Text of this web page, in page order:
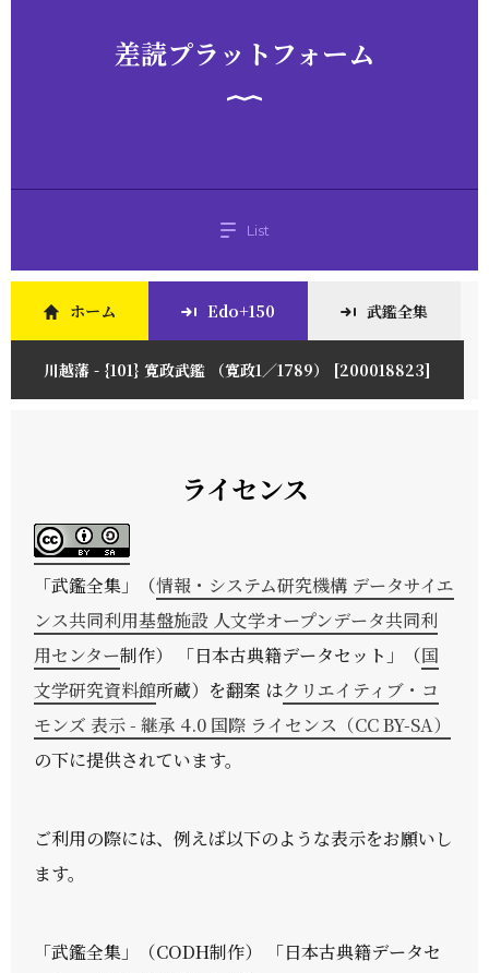
差読プラットフォーム
List
ホーム Edo+150 武鑑全集
川越藩 - {101} 寛政武鑑 （寛政1／1789） [200018823]
ライセンス
「武鑑全集 」（情報・システム研究機構 データサイエ
ンス共同利用基盤施設 人文学オープンデータ共同利
用センター制作） 「日本古典籍データセット」（国
文学研究資料館所蔵）を翻案 はクリエイティブ・コ
モンズ 表示 - 継承 4.0 国際 ライセンス（CC BY-SA）
の下に提供されています。
ご利用の際には、例えば以下のような表示をお願いし
ます。
「武鑑全集」（CODH制作） 「日本古典籍データセ